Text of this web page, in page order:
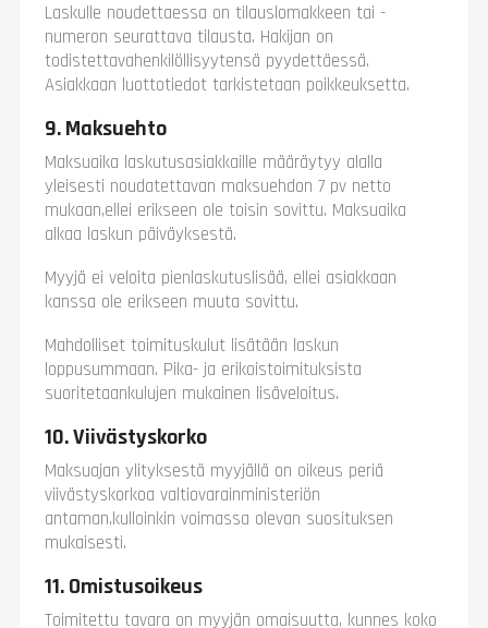
Laskulle noudettaessa on tilauslomakkeen tai -
numeron seurattava tilausta. Hakijan on
todistettavahenkilöllisyytensä pyydettäessä.
Asiakkaan luottotiedot tarkistetaan poikkeuksetta.
9. Maksuehto
Maksuaika laskutusasiakkaille määräytyy alalla
yleisesti noudatettavan maksuehdon 7 pv netto
mukaan,ellei erikseen ole toisin sovittu. Maksuaika
alkaa laskun päiväyksestä.
Myyjä ei veloita pienlaskutuslisää, ellei asiakkaan
kanssa ole erikseen muuta sovittu.
Mahdolliset toimituskulut lisätään laskun
loppusummaan. Pika- ja erikoistoimituksista
suoritetaankulujen mukainen lisäveloitus.
10. Viivästyskorko
Maksuajan ylityksestä myyjällä on oikeus periä
viivästyskorkoa valtiovarainministeriön
antaman,kulloinkin voimassa olevan suosituksen
mukaisesti.
11. Omistusoikeus
Toimitettu tavara on myyjän omaisuutta, kunnes koko